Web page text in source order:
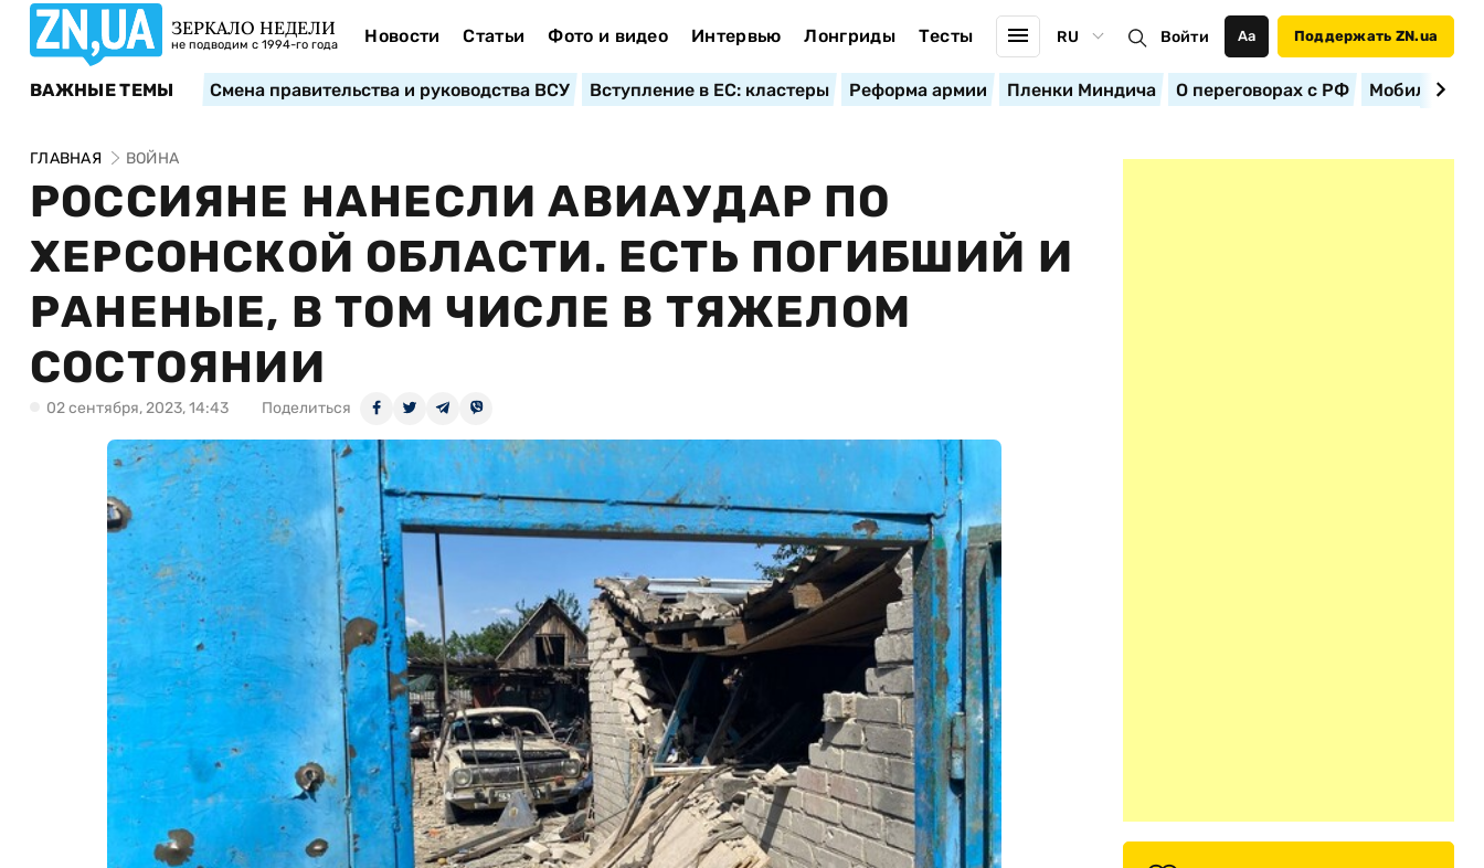
ЗЕРКАЛО НЕДЕЛИ
не подводим с 1994-го года Новости Статьи Фото и видео Интервью Лонгриды Тесты RU Войти Аа Поддержать ZN.ua
ВАЖНЫЕ ТЕМЫ Смена правительства и руководства ВСУ Вступление в ЕС: кластеры Реформа армии Пленки Миндича О переговорах с РФ
ГЛАВНАЯ ВОЙНА
РОССИЯНЕ НАНЕСЛИ АВИАУДАР ПО
ХЕРСОНСКОЙ ОБЛАСТИ. ЕСТЬ ПОГИБШИЙ И
РАНЕНЫЕ, В ТОМ ЧИСЛЕ В ТЯЖЕЛОМ
СОСТОЯНИИ
02 сентября, 2023, 14:43 Поделиться